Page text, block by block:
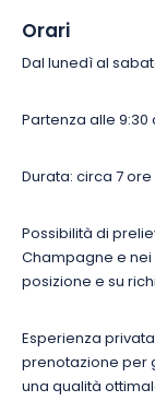
Orari
Dal lunedì al
Partenza alle 9:30
Durata: circa 7 ore
Possibilità di
Champagne e
posizione e su
Esperienza
prenotazione per
una qualità